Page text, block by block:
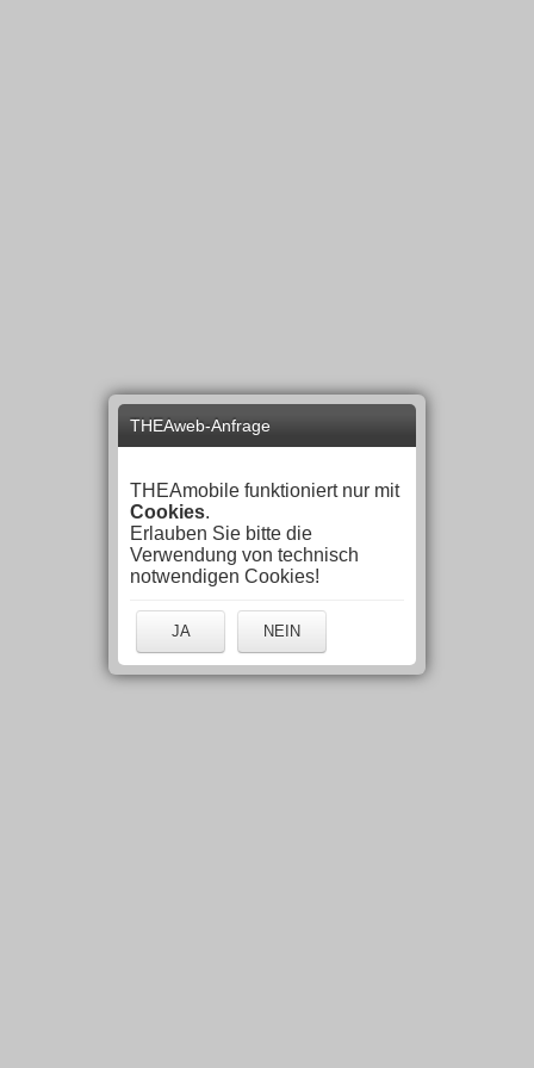
THEAweb-Anfrage
THEAmobile funktioniert nur mit
Cookies.
Erlauben Sie bitte die
Verwendung von technisch
notwendigen Cookies!
JA NEIN